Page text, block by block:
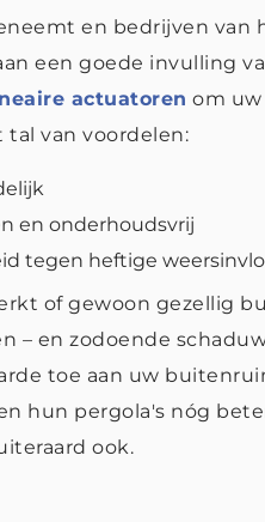
en bedrijven van
een goede invulling
actuatoren om
van voordelen:
en onderhoudsvrij
tegen heftige
of gewoon gezellig
– en zodoende
toe aan uw
hun pergola's nóg
ook.